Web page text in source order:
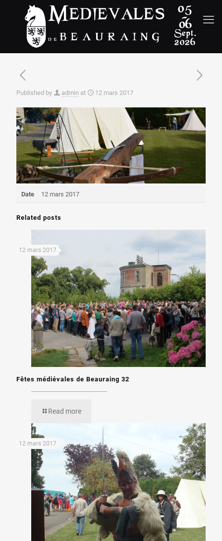
Published by admin at 12 mars 2017
Date 12 mars 2017
Related posts
12 mars 2017
Fêtes médiévales de Beauraing 32
Read more
12 mars 2017